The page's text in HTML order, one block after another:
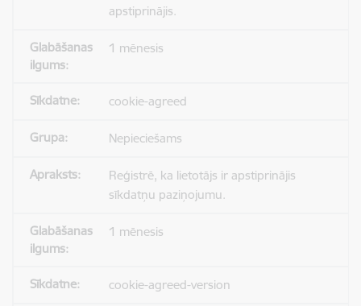
apstiprinājis.
1 mēnesis
cookie-agreed
Nepieciešams
Reģistrē, ka lietotājs ir apstiprinājis
sīkdatņu paziņojumu.
1 mēnesis
cookie-agreed-version